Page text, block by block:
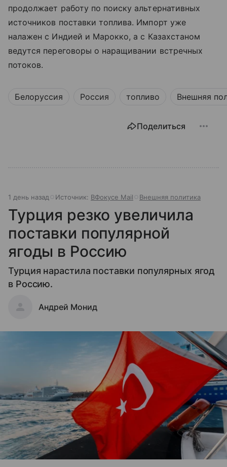
продолжает работу по поиску альтернативных
источников поставки топлива. Импорт уже
налажен с Индией и Марокко, а с Казахстаном
ведутся переговоры о наращивании встречных
потоков.
Белоруссия Россия топливо Внешняя
Поделиться
1 день назад Источник: ВФокусе Mail Внешняя политика
Турция резко увеличила
поставки популярной
ягоды в Россию
Турция нарастила поставки популярных ягод
в Россию.
Андрей Монид